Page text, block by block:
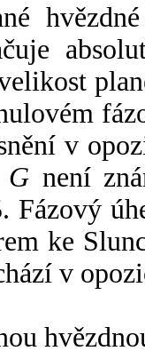
v
G není
Fázový
ke
v